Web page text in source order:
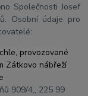
Společnosti Josef
Osobní údaje pro
provozované
Zátkovo nábřeží
909/4,, 225 99